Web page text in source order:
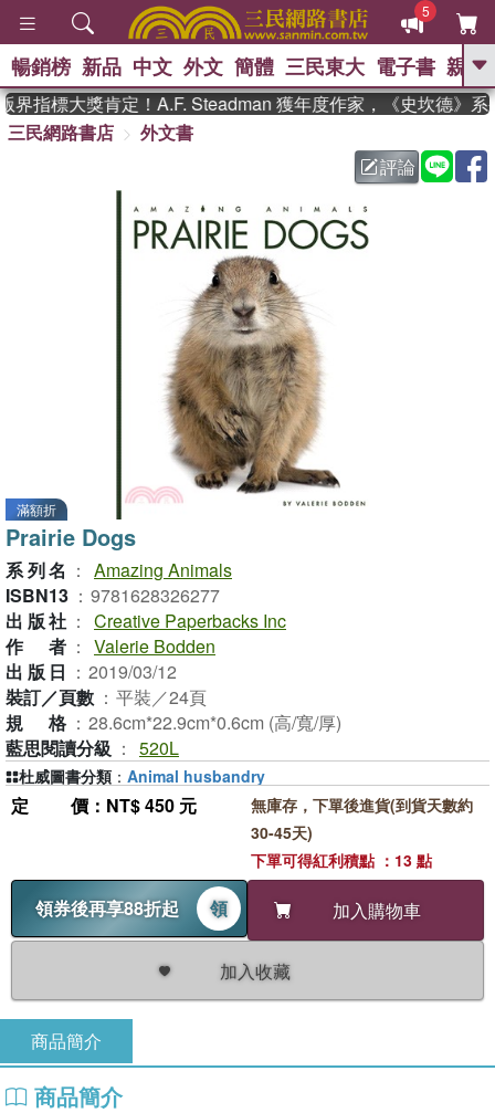
5
GO
父親節 、 如果歷
暑期推薦 、 國際布克
獎 臺灣漫遊錄
、 方念華
登輝時代 、 數學女孩：黎曼猜想
偉大的迷走神經
暢銷榜 新品 中文 外文 簡體 三民東大 電子書 親子
指標大獎肯定！A.F. Steadman 獲年度作家，《史坎德》系
三民網路書店
外文書
評論
滿額折
Prairie Dogs
系列名 ： Amazing Animals
ISBN13 ： 9781628326277
出版社 ： Creative Paperbacks Inc
作者 ： Valerie Bodden
出版日 ： 2019/03/12
裝訂／頁數 ： 平裝／24頁
規格 ： 28.6cm*22.9cm*0.6cm (高/寬/厚)
藍思閱讀分級 ： 520L
定價 ：NT$ 450 元
領券後再享88折起 領 加入購物車
加入收藏
無庫存，下單後進貨(到貨天數約
30-45天)
下單可得紅利積點 ：13 點
杜威圖書分類 ： Animal husbandry
商品簡介
商品簡介